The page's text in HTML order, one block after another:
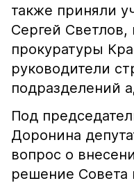
также приняли
Сергей Светлов,
прокуратуры
руководители
подразделений
Под
Доронина
вопрос о
решение Совета